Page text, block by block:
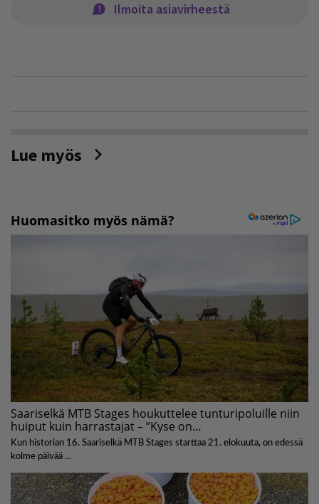
Ilmoita asiavirheestä
Lue myös